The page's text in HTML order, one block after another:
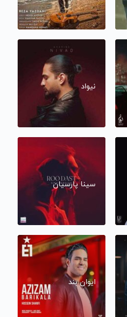
نیواد
سینا پارسیان
ایوان بند